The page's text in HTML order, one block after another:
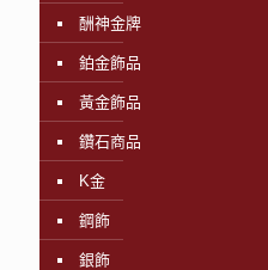
酬神金牌
鉑金飾品
黃金飾品
鑽石商品
K金
鋼飾
銀飾